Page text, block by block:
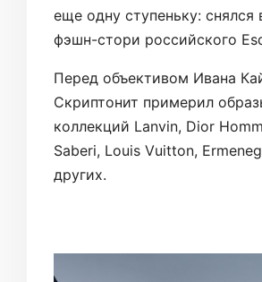
еще одну ступеньку: снялся
фэшн-стори российского
Перед объективом Ивана
Скриптонит примерил
коллекций Lanvin, Dior
Saberi, Louis Vuitton,
других.